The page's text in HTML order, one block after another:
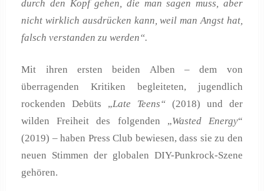
durch den Kopf gehen, die man sagen muss, aber
nicht wirklich ausdrücken kann, weil man Angst hat,
falsch verstanden zu werden“.
Mit ihren ersten beiden Alben – dem von
überragenden Kritiken begleiteten, jugendlich
rockenden Debüts „Late Teens“ (2018) und der
wilden Freiheit des folgenden „Wasted Energy“
(2019) – haben Press Club bewiesen, dass sie zu den
neuen Stimmen der globalen DIY-Punkrock-Szene
gehören.